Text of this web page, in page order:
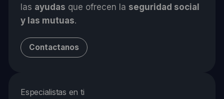
las ayudas que ofrecen la seguridad social
y las mutuas.
Contactanos
Especialistas en ti